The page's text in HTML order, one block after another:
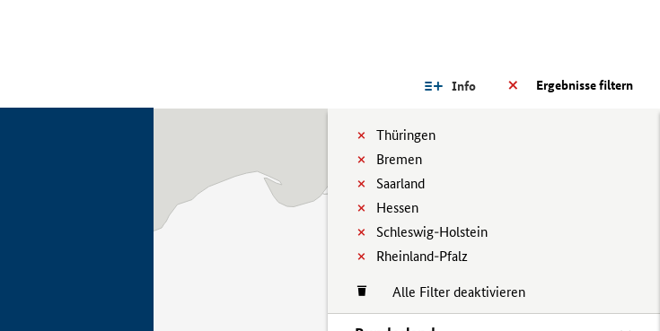
Ergebnisse filtern
Info
Thüringen
Bremen
Saarland
Hessen
Schleswig-Holstein
Rheinland-Pfalz
Alle Filter deaktivieren